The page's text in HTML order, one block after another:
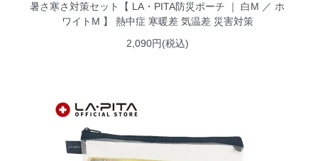
暑さ寒さ対策セット【 LA・PITA防災ポーチ ｜ 白M ／ ホ
ワイトM 】 熱中症 寒暖差 気温差 災害対策
2,090円(税込)